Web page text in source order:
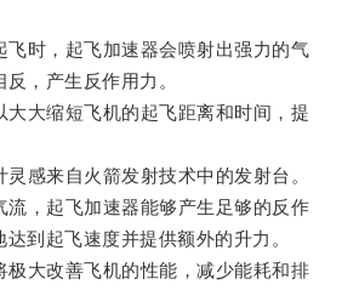
时，起飞加速器会喷射出强力的气
，产生反作用力。
大缩短飞机的起飞距离和时间，提
来自火箭发射技术中的发射台。
，起飞加速器能够产生足够的反作
到起飞速度并提供额外的升力。
大改善飞机的性能，减少能耗和排